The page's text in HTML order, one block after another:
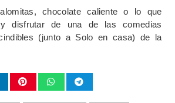
chocolate caliente o lo que
disfrutar de una de las comedias
(junto a Solo en casa) de la